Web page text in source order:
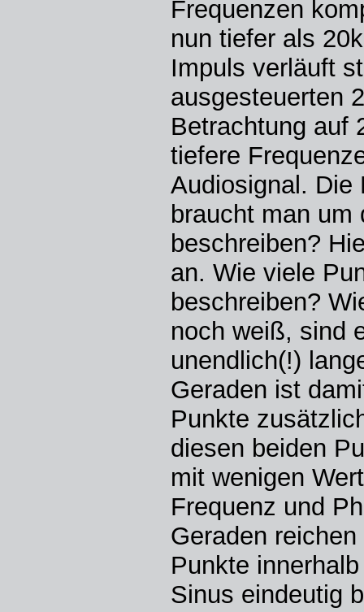
Frequenzen
nun tiefer als
Impuls verläuft
ausgesteuerten
Betrachtung auf
tiefere
Audiosignal. Die
braucht man
beschreiben?
an. Wie viele
beschreiben?
noch weiß, sind
unendlich(!)
Geraden ist
Punkte
diesen beiden
mit wenigen
Frequenz und
Geraden
Punkte
Sinus eindeutig